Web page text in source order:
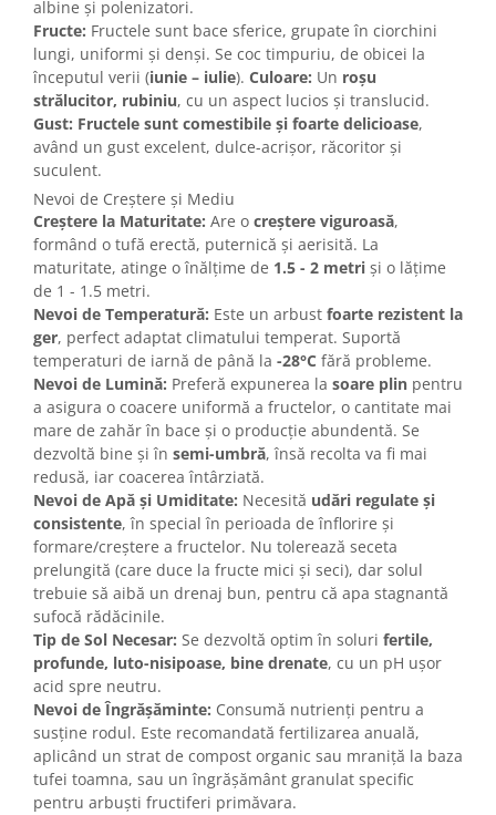
albine și polenizatori.
Fructe: Fructele sunt bace sferice, grupate în ciorchini
lungi, uniformi și denși. Se coc timpuriu, de obicei la
începutul verii (iunie – iulie). Culoare: Un roșu
strălucitor, rubiniu, cu un aspect lucios și translucid.
Gust: Fructele sunt comestibile și foarte delicioase,
având un gust excelent, dulce-acrișor, răcoritor și
suculent.
Nevoi de Creștere și Mediu
Creștere la Maturitate: Are o creștere viguroasă,
formând o tufă erectă, puternică și aerisită. La
maturitate, atinge o înălțime de 1.5 - 2 metri și o lățime
de 1 - 1.5 metri.
Nevoi de Temperatură: Este un arbust foarte rezistent la
ger, perfect adaptat climatului temperat. Suportă
temperaturi de iarnă de până la -28°C fără probleme.
Nevoi de Lumină: Preferă expunerea la soare plin pentru
a asigura o coacere uniformă a fructelor, o cantitate mai
mare de zahăr în bace și o producție abundentă. Se
dezvoltă bine și în semi-umbră, însă recolta va fi mai
redusă, iar coacerea întârziată.
Nevoi de Apă și Umiditate: Necesită udări regulate și
consistente, în special în perioada de înflorire și
formare/creștere a fructelor. Nu tolerează seceta
prelungită (care duce la fructe mici și seci), dar solul
trebuie să aibă un drenaj bun, pentru că apa stagnantă
sufocă rădăcinile.
Tip de Sol Necesar: Se dezvoltă optim în soluri fertile,
profunde, luto-nisipoase, bine drenate, cu un pH ușor
acid spre neutru.
Nevoi de Îngrășăminte: Consumă nutrienți pentru a
susține rodul. Este recomandată fertilizarea anuală,
aplicând un strat de compost organic sau mraniță la baza
tufei toamna, sau un îngrășământ granulat specific
pentru arbuști fructiferi primăvara.